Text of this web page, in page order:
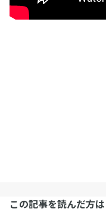
この記事を読んだ方